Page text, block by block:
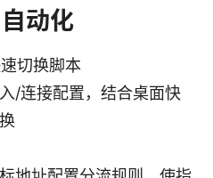
动化
切换脚本
/连接配置，结合桌面快